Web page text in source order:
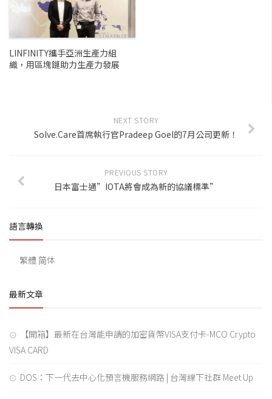
LINFINITY攜手亞洲生產力組
織，用區塊鏈助力生產力發展
NEXT STORY
Solve.Care首席執行官Pradeep Goel的7月公司更新！
PREVIOUS STORY
日本富士通”IOTA將會成為新的協議標準”
語言轉換
繁體 简体
最新文章
【開箱】最新在台灣能申請的加密貨幣VISA支付卡-MCO Crypto
VISA CARD
DOS：下一代去中心化預言機服務網路 | 台灣線下社群 Meet Up